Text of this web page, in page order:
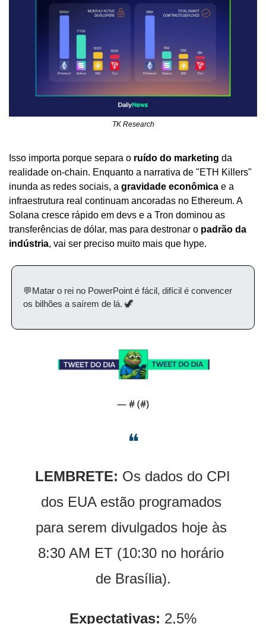
TK Research
Isso importa porque separa o ruído do marketing da
realidade on-chain. Enquanto a narrativa de "ETH Killers"
inunda as redes sociais, a gravidade econômica e a
infraestrutura real continuam ancoradas no Ethereum. A
Solana cresce rápido em devs e a Tron dominou as
transferências de dólar, mas para destronar o padrão da
indústria, vai ser preciso muito mais que hype.
💬Matar o rei no PowerPoint é fácil, difícil é convencer
os bilhões a saírem de lá. 🦖
— # (#)
❝
LEMBRETE: Os dados do CPI
dos EUA estão programados
para serem divulgados hoje às
8:30 AM ET (10:30 no horário
de Brasília).
Expectativas: 2,5%